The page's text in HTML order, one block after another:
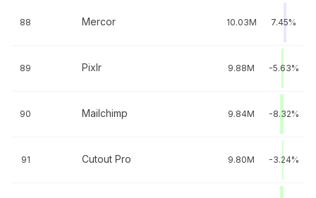
88 Mercor 10.03M 7.45%
89 Pixlr 9.88M -5.63%
90 Mailchimp 9.84M -8.32%
91 Cutout Pro 9.80M -3.24%